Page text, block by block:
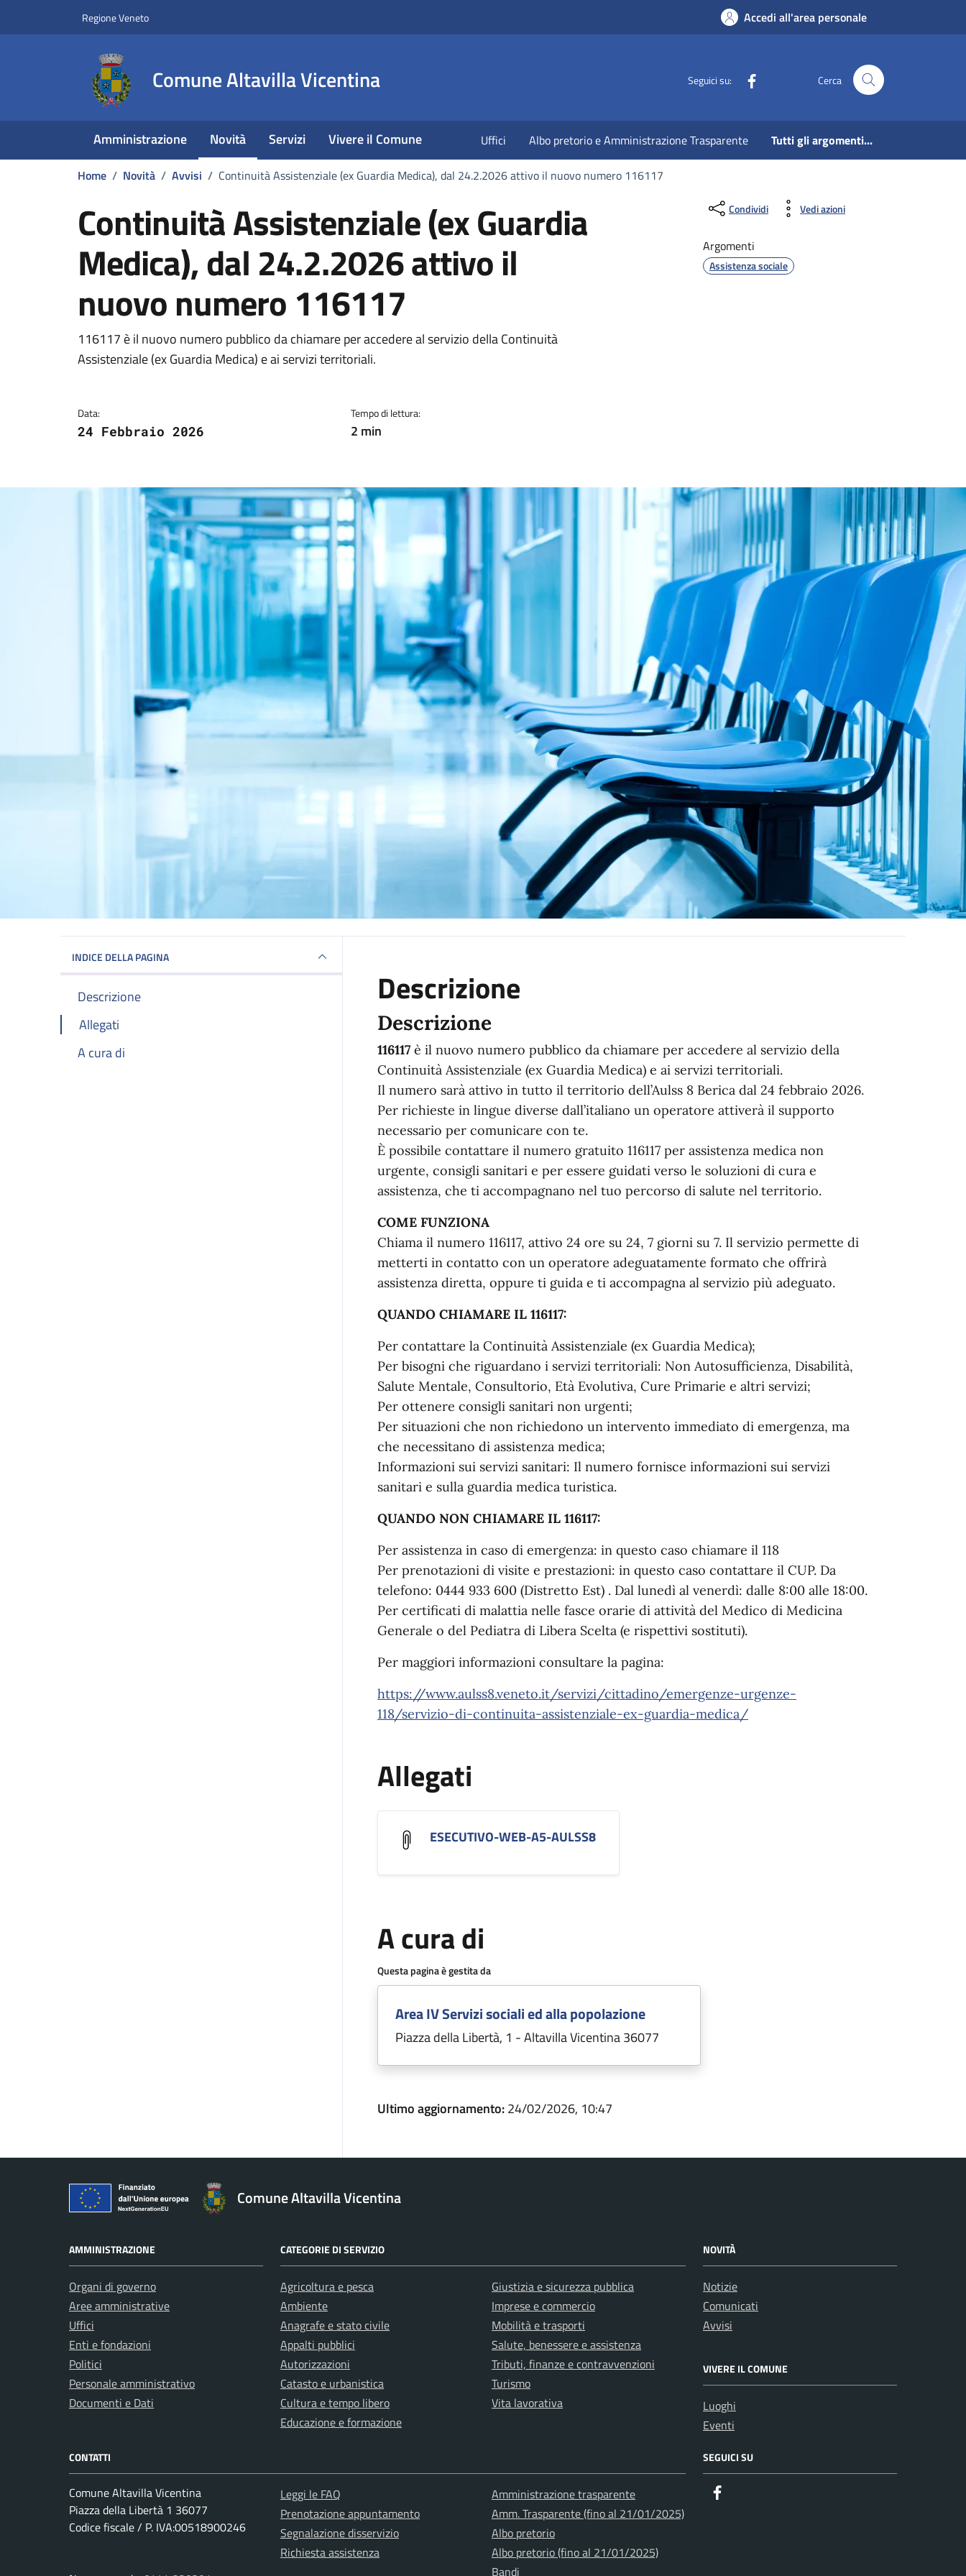
Regione Veneto Accedi all'area personale
Comune Altavilla Vicentina Seguici su: Cerca
Amministrazione Novità Servizi Vivere il Comune Uffici Albo pretorio e Amministrazione Trasparente Tutti gli argomenti...
Home / Novità / Avvisi / Continuità Assistenziale (ex Guardia Medica), dal 24.2.2026 attivo il nuovo numero 116117
Continuità Assistenziale (ex Guardia
Medica), dal 24.2.2026 attivo il
nuovo numero 116117
Dettagli della notizia
116117 è il nuovo numero pubblico da chiamare per accedere al servizio della Continuità
Assistenziale (ex Guardia Medica) e ai servizi territoriali.
Data:
24 Febbraio 2026
Tempo di lettura:
2 min
Condividi Vedi azioni
Argomenti
Assistenza sociale
INDICE DELLA PAGINA
Descrizione
Allegati
A cura di
Descrizione
Descrizione
116117 è il nuovo numero pubblico da chiamare per accedere al servizio della
Continuità Assistenziale (ex Guardia Medica) e ai servizi territoriali.
Il numero sarà attivo in tutto il territorio dell’Aulss 8 Berica dal 24 febbraio 2026.
Per richieste in lingue diverse dall’italiano un operatore attiverà il supporto
necessario per comunicare con te.
È possibile contattare il numero gratuito 116117 per assistenza medica non
urgente, consigli sanitari e per essere guidati verso le soluzioni di cura e
assistenza, che ti accompagnano nel tuo percorso di salute nel territorio.
COME FUNZIONA
Chiama il numero 116117, attivo 24 ore su 24, 7 giorni su 7. Il servizio permette di
metterti in contatto con un operatore adeguatamente formato che offrirà
assistenza diretta, oppure ti guida e ti accompagna al servizio più adeguato.
QUANDO CHIAMARE IL 116117:
Per contattare la Continuità Assistenziale (ex Guardia Medica);
Per bisogni che riguardano i servizi territoriali: Non Autosufficienza, Disabilità,
Salute Mentale, Consultorio, Età Evolutiva, Cure Primarie e altri servizi;
Per ottenere consigli sanitari non urgenti;
Per situazioni che non richiedono un intervento immediato di emergenza, ma
che necessitano di assistenza medica;
Informazioni sui servizi sanitari: Il numero fornisce informazioni sui servizi
sanitari e sulla guardia medica turistica.
QUANDO NON CHIAMARE IL 116117:
Per assistenza in caso di emergenza: in questo caso chiamare il 118
Per prenotazioni di visite e prestazioni: in questo caso contattare il CUP. Da
telefono: 0444 933 600 (Distretto Est) . Dal lunedì al venerdì: dalle 8:00 alle 18:00.
Per certificati di malattia nelle fasce orarie di attività del Medico di Medicina
Generale o del Pediatra di Libera Scelta (e rispettivi sostituti).
Per maggiori informazioni consultare la pagina:
https://www.aulss8.veneto.it/servizi/cittadino/emergenze-urgenze-
118/servizio-di-continuita-assistenziale-ex-guardia-medica/
Allegati
ESECUTIVO-WEB-A5-AULSS8
A cura di
Questa pagina è gestita da
Area IV Servizi sociali ed alla popolazione
Piazza della Libertà, 1 - Altavilla Vicentina 36077
Ultimo aggiornamento:24/02/2026, 10:47
Comune Altavilla Vicentina
AMMINISTRAZIONE
Organi di governo
Aree amministrative
Uffici
Enti e fondazioni
Politici
Personale amministrativo
Documenti e Dati
CATEGORIE DI SERVIZIO
Agricoltura e pesca
Ambiente
Anagrafe e stato civile
Appalti pubblici
Autorizzazioni
Catasto e urbanistica
Cultura e tempo libero
Educazione e formazione
Giustizia e sicurezza pubblica
Imprese e commercio
Mobilità e trasporti
Salute, benessere e assistenza
Tributi, finanze e contravvenzioni
Turismo
Vita lavorativa
NOVITÀ
Notizie
Comunicati
Avvisi
VIVERE IL COMUNE
Luoghi
Eventi
CONTATTI
Comune Altavilla Vicentina
Piazza della Libertà 1 36077
Codice fiscale / P. IVA:00518900246
Leggi le FAQ
Prenotazione appuntamento
Segnalazione disservizio
Richiesta assistenza
Amministrazione trasparente
Amm. Trasparente (fino al 21/01/2025)
Albo pretorio
Albo pretorio (fino al 21/01/2025)
Bandi
SEGUICI SU